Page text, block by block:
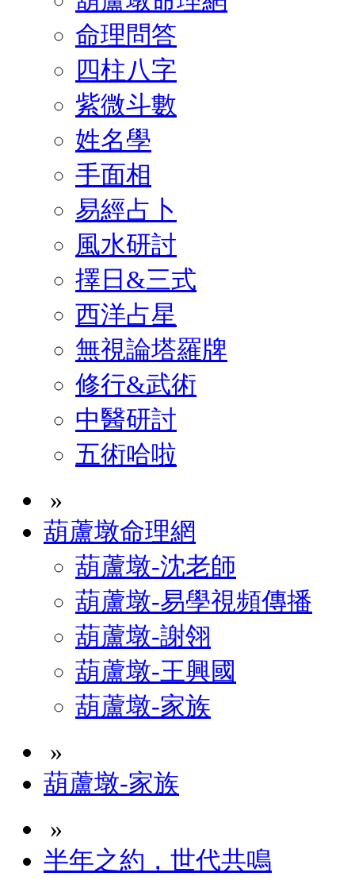
命理問答
四柱八字
紫微斗數
姓名學
手面相
易經占卜
風水研討
擇日&三式
西洋占星
無視論塔羅牌
修行&武術
中醫研討
五術哈啦
»
葫蘆墩命理網
葫蘆墩-沈老師
葫蘆墩-易學視頻傳播
葫蘆墩-謝翎
葫蘆墩-王興國
葫蘆墩-家族
»
葫蘆墩-家族
»
半年之約，世代共鳴